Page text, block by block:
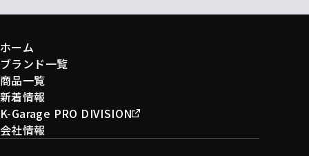
ホーム
ブランド一覧
商品一覧
新着情報
K-Garage PRO DIVISION
会社情報